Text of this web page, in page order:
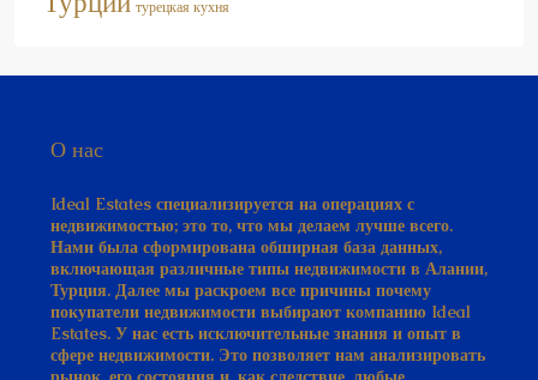
недвижимостью; это то, что мы делаем лучше всего.
Нами была сформирована обширная база данных,
включающая различные типы недвижимости в Алании,
Турция. Далее мы раскроем все причины почему
покупатели недвижимости выбирают компанию Ideal
Estates. У нас есть исключительные знания и опыт в
сфере недвижимости. Это позволяет нам анализировать
рынок, его состояния и, как следствие, любые
изменения.